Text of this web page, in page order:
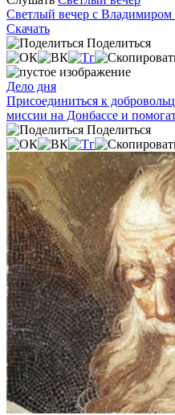
Светлый вечер с Владимиром
Скачать
Поделиться
Дело дня
Присоединиться к
миссии на Донбассе и
Поделиться